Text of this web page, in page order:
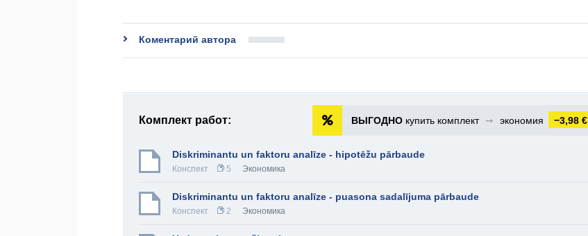
Коментарий автора
Комплект работ: ВЫГОДНО купить комплект ➞ экономия −3,98 €
Diskriminantu un faktoru analīze - hipotēžu pārbaude
Конспект 5 Экономика
Diskriminantu un faktoru analīze - puasona sadalījuma pārbaude
Конспект 2 Экономика